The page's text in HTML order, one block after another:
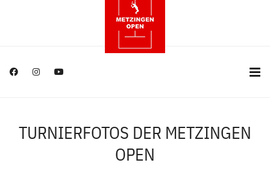
TURNIERFOTOS DER METZINGEN
OPEN